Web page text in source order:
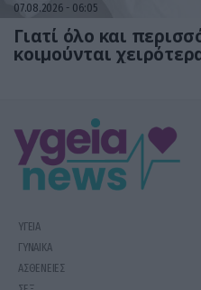
07.08.2026 06:05
Γιατί όλο και
κοιμούνται
ΥΓΕΙΑ
ΓΥΝΑΙΚΑ
ΑΣΘΕΝΕΙΕΣ